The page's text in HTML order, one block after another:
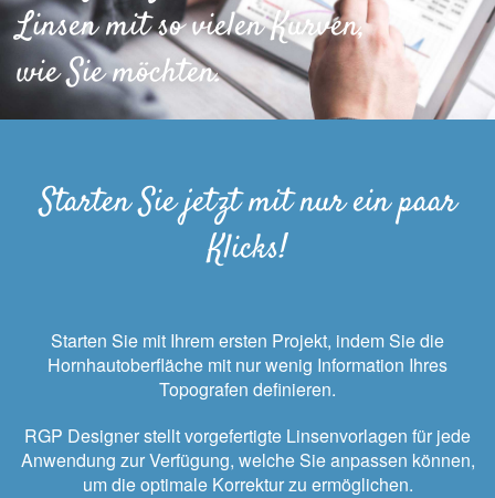
Linsen mit so vielen Kurven,
wie Sie möchten.
Starten Sie jetzt mit nur ein paar
Klicks!
Starten Sie mit Ihrem ersten Projekt, indem Sie die
Hornhautoberfläche mit nur wenig Information Ihres
Topografen definieren.
RGP Designer stellt vorgefertigte Linsenvorlagen für jede
Anwendung zur Verfügung, welche Sie anpassen können,
um die optimale Korrektur zu ermöglichen.